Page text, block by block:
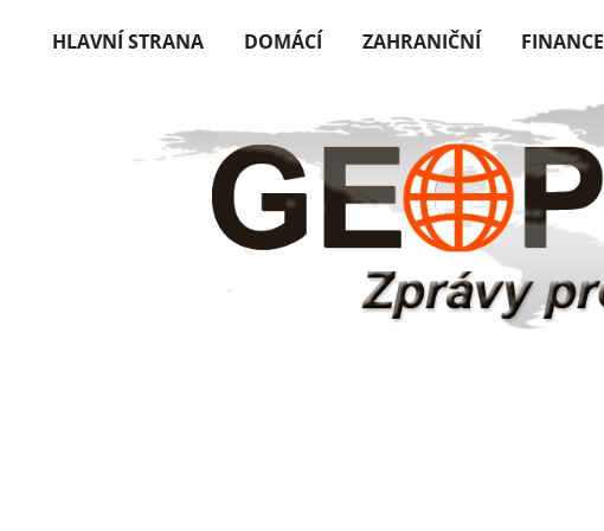
HLAVNÍ STRANA DOMÁCÍ ZAHRANIČNÍ FINANCE